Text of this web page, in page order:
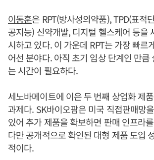
이동훈은 RPT(방사성의약품), TPD(표적
공지능) 신약개발, 디지털 헬스케어 등을
시하고 있다. 이 가운데 RPT는 가장 빠르
어선 분야다. 아직 초기 임상 단계인 만큼
는 시간이 필요하다.
세노바메이트에 이은 두 번째 상업화 제
과제다. SK바이오팜은 미국 직접판매망
있어 추가 제품을 확보하면 판매 인프라
다만 공개적으로 확인된 대형 제품 도입
적이다.